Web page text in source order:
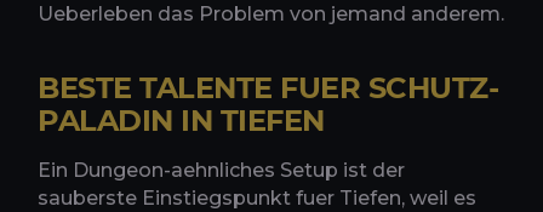
Ueberleben das Problem von jemand anderem.
BESTE TALENTE FUER SCHUTZ-
PALADIN IN TIEFEN
Ein Dungeon-aehnliches Setup ist der
sauberste Einstiegspunkt fuer Tiefen, weil es